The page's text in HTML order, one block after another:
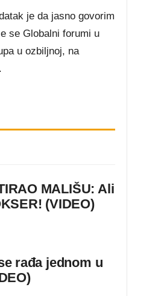
je da jasno govorim
se Globalni forumi u
u ozbiljnoj, na
MALIŠU: Ali
(VIDEO)
rađa jednom u